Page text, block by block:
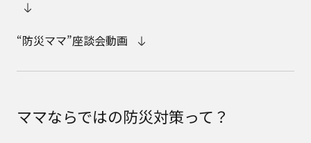
“防災ママ”座談会動画
ママならではの防災対策って？